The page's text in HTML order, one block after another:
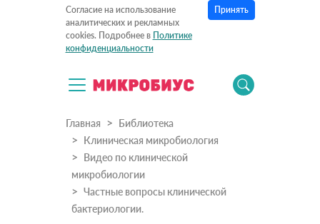
Согласие на использование
аналитических и рекламных
cookies. Подробнее в Политике
конфиденциальности
Принять
Главная
Библиотека
Клиническая микробиология
Видео по клинической
микробиологии
Частные вопросы клинической
бактериологии.